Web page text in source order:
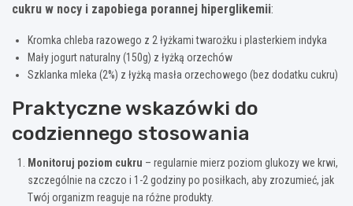
cukru w nocy i zapobiega porannej hiperglikemii:
Kromka chleba razowego z 2 łyżkami twarożku i plasterkiem indyka
Mały jogurt naturalny (150g) z łyżką orzechów
Szklanka mleka (2%) z łyżką masła orzechowego (bez dodatku cukru)
Praktyczne wskazówki do
codziennego stosowania
Monitoruj poziom cukru – regularnie mierz poziom glukozy we krwi,
szczególnie na czczo i 1-2 godziny po posiłkach, aby zrozumieć, jak
Twój organizm reaguje na różne produkty.